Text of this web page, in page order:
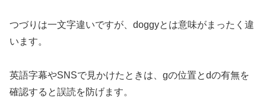
つづりは一文字違いですが、doggyとは意味がまったく違
います。
英語字幕やSNSで見かけたときは、gの位置とdの有無を
確認すると誤読を防げます。